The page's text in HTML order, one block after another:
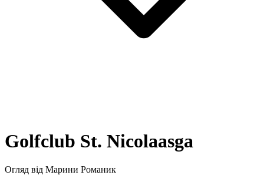
Golfclub St. Nicolaasga
Огляд від Марини Романик